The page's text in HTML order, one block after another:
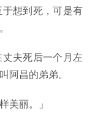
想到死，可是有
夫死后一个月左
阿昌的弟弟。
美丽。」